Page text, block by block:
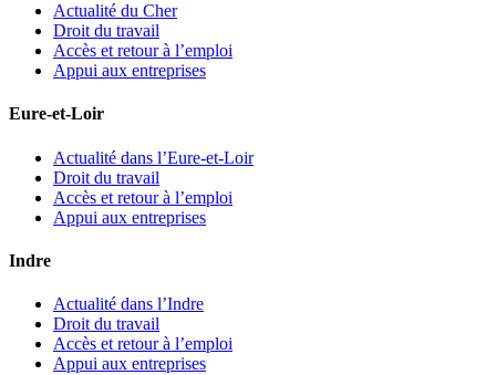
Actualité du Cher
Droit du travail
Accès et retour à l’emploi
Appui aux entreprises
Eure-et-Loir
Actualité dans l’Eure-et-Loir
Droit du travail
Accès et retour à l’emploi
Appui aux entreprises
Indre
Actualité dans l’Indre
Droit du travail
Accès et retour à l’emploi
Appui aux entreprises